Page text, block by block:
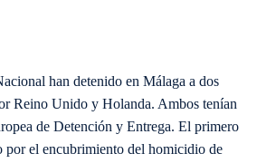
han detenido en Málaga a dos
Reino Unido y Holanda. Ambos tenían
de Detención y Entrega. El primero
por el encubrimiento del homicidio de